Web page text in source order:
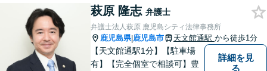
さい。依頼者様との信頼関係
を大切に解決へ向けて尽力い
たします。【休日・夜間対応
可】
萩原 隆志 弁護士
弁護士法人萩原 鹿児島シティ法律事務所
鹿児島県|鹿児島市 天文館通駅 から徒歩1分
【天文館通駅1分】【駐車場
有】【完全個室で相談可】豊
詳細を見
る